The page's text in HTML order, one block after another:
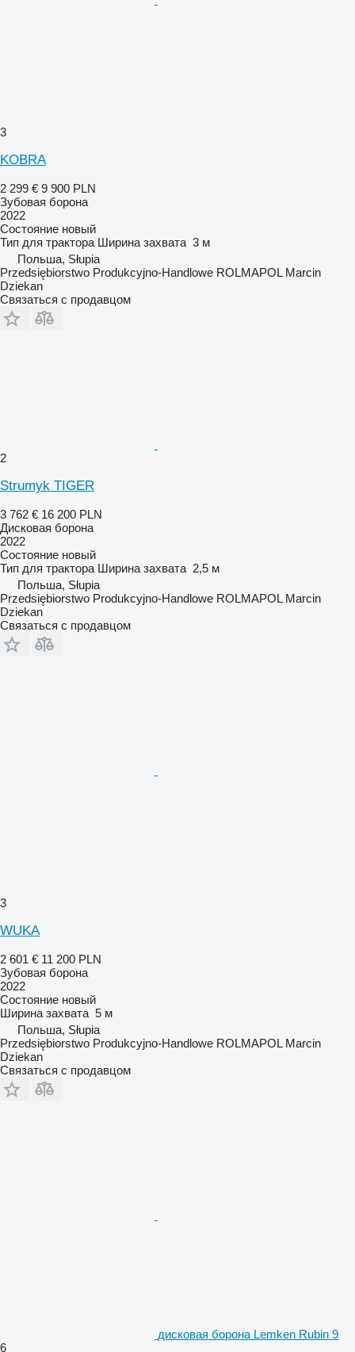
3
KOBRA
2 299 € 9 900 PLN
Зубовая борона
2022
Состояние новый
Тип для трактора Ширина захвата 3 м
Польша, Słupia
Przedsiębiorstwo Produkcyjno-Handlowe ROLMAPOL Marcin
Dziekan
Связаться с продавцом
2
Strumyk TIGER
3 762 € 16 200 PLN
Дисковая борона
2022
Состояние новый
Тип для трактора Ширина захвата 2,5 м
Польша, Słupia
Przedsiębiorstwo Produkcyjno-Handlowe ROLMAPOL Marcin
Dziekan
Связаться с продавцом
3
WUKA
2 601 € 11 200 PLN
Зубовая борона
2022
Состояние новый
Ширина захвата 5 м
Польша, Słupia
Przedsiębiorstwo Produkcyjno-Handlowe ROLMAPOL Marcin
Dziekan
Связаться с продавцом
дисковая борона Lemken Rubin 9
6